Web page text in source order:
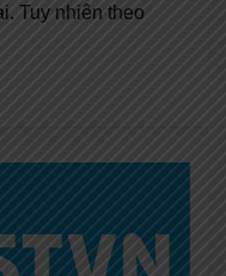
Tuy nhiên theo